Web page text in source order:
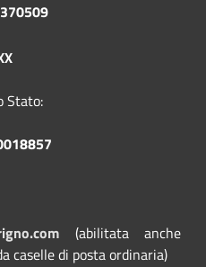
Stato:
(abilitata anche
caselle di posta ordinaria)